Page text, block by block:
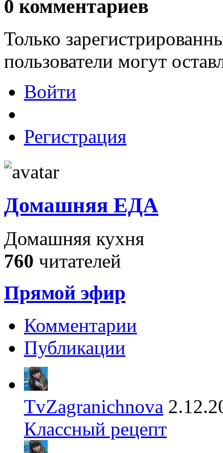
0 комментариев
Только
пользователи могут
Войти
Регистрация
Домашняя ЕДА
Домашняя кухня
760 читателей
Прямой эфир
Комментарии
Публикации
TvZagranichnova
Классный рецепт